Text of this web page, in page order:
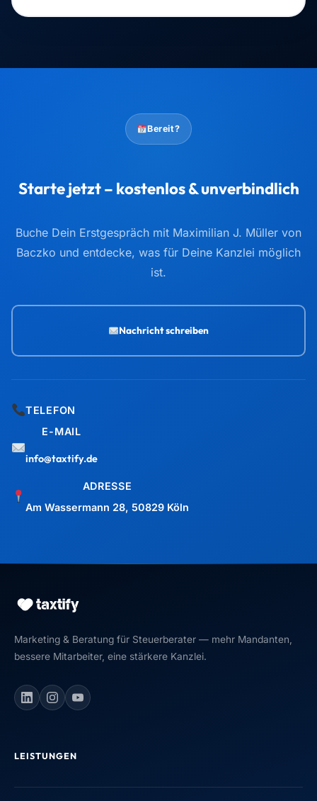
Bereit?
Starte jetzt – kostenlos & unverbindlich
Buche Dein Erstgespräch mit Maximilian J. Müller von
Baczko und entdecke, was für Deine Kanzlei möglich
ist.
Nachricht schreiben
TELEFON
E-MAIL
info@taxtify.de
ADRESSE
Am Wassermann 28, 50829 Köln
Marketing & Beratung für Steuerberater — mehr Mandanten,
bessere Mitarbeiter, eine stärkere Kanzlei.
LEISTUNGEN